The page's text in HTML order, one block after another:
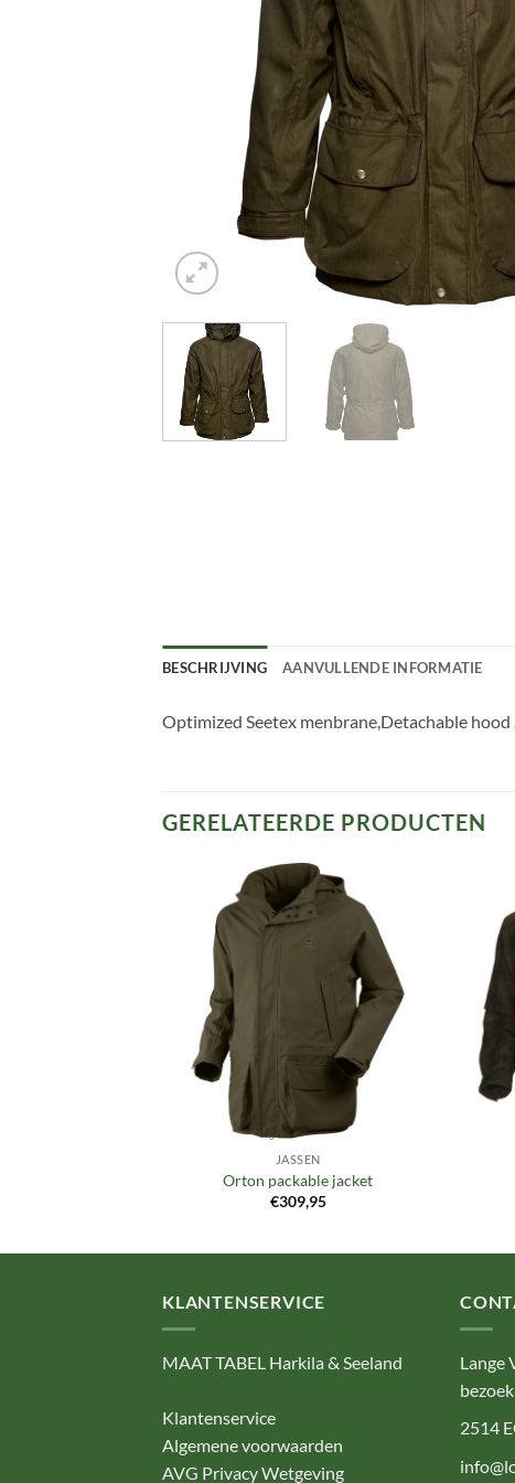
BESCHRIJVING AANVULLENDE INFORMATIE
Optimized Seetex menbrane,Detachable
GERELATEERDE PRODUCTEN
Toevoegen
aan
verlanglijst
JASSEN
Orton packable jacket
€309,95
KLANTENSERVICE
MAAT TABEL Harkila & Seeland
Klantenservice
Algemene voorwaarden
AVG Privacy Wetgeving
Lange
2514